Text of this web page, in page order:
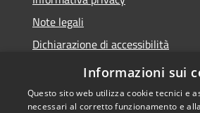
Note legali
Dichiarazione di accessibilità
Feedback accessibilità
Informazioni sui
Questo sito web utilizza cookie tecnici e
necessari al corretto funzionamento e